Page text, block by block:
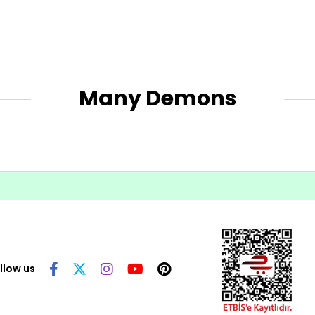
Many Demons
us